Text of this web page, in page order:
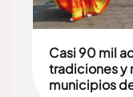
Casi 90 mil
tradiciones y
municipios